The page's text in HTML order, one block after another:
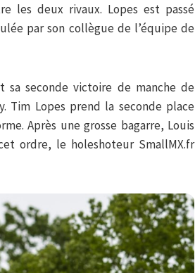
les deux rivaux. Lopes est passé
par son collègue de l’équipe de
sa seconde victoire de manche de
Tim Lopes prend la seconde place
Après une grosse bagarre, Louis
ordre, le holeshoteur SmallMX.fr